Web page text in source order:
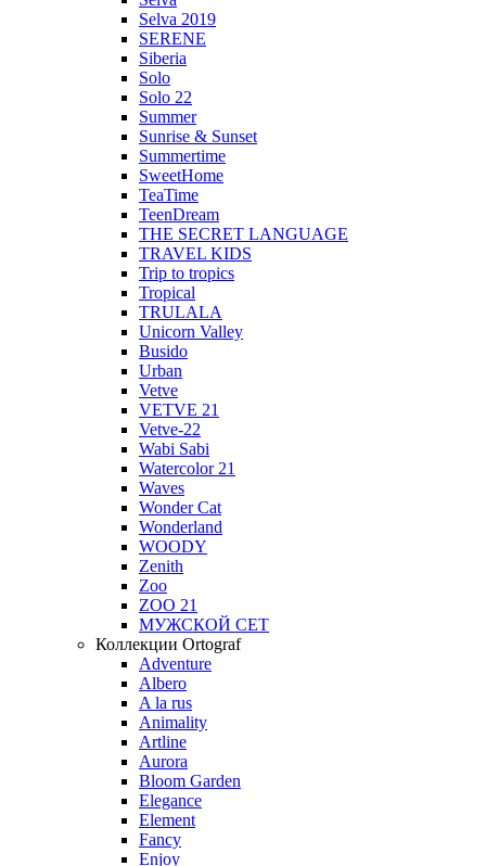
Selva 2019
SERENE
Siberia
Solo
Solo 22
Summer
Sunrise & Sunset
Summertime
SweetHome
TeaTime
TeenDream
THE SECRET LANGUAGE
TRAVEL KIDS
Trip to tropics
Tropical
TRULALA
Unicorn Valley
Busido
Urban
Vetve
VETVE 21
Vetve-22
Wabi Sabi
Watercolor 21
Waves
Wonder Cat
Wonderland
WOODY
Zenith
Zoo
ZOO 21
МУЖСКОЙ СЕТ
Коллекции Ortograf
Adventure
Albero
A la rus
Animality
Artline
Aurora
Bloom Garden
Elegance
Element
Fancy
Enjoy